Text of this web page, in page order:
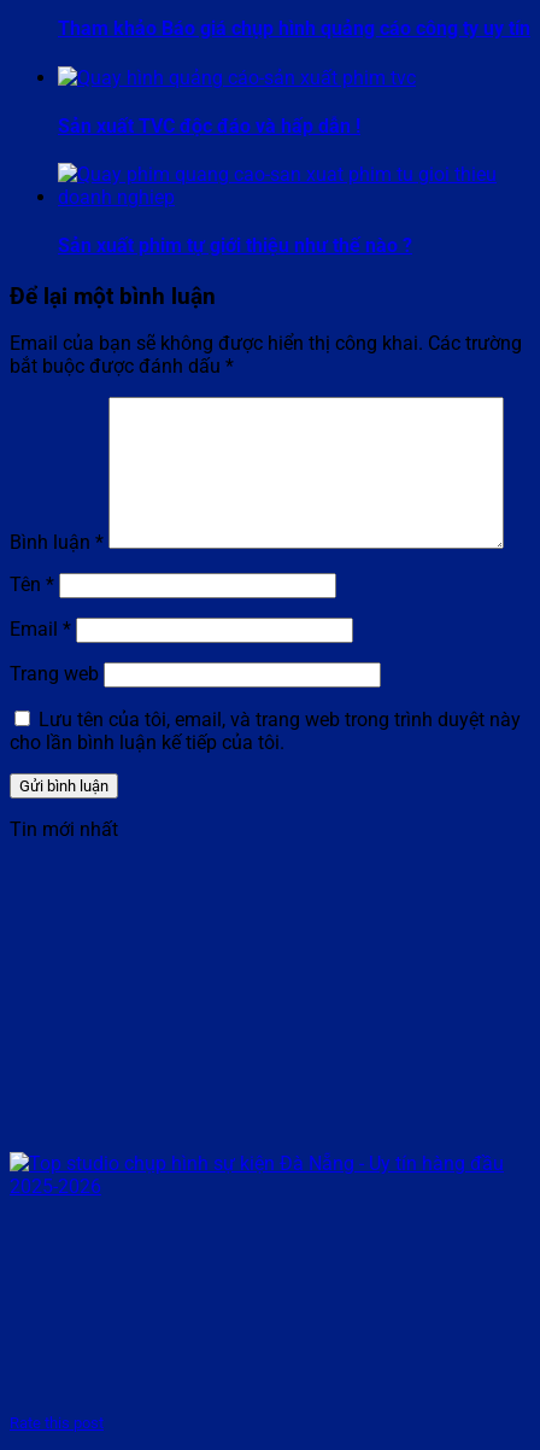
Tham khảo Báo giá chụp hình quảng cáo công ty uy tín
Sản xuất TVC độc đáo và hấp dẫn !
Sản xuất phim tự giới thiệu như thế nào ?
Để lại một bình luận
Email của bạn sẽ không được hiển thị công khai. Các trường
bắt buộc được đánh dấu *
Bình luận *
Tên *
Email *
Trang web
Lưu tên của tôi, email, và trang web trong trình duyệt này
cho lần bình luận kế tiếp của tôi.
Tin mới nhất
Rate this post